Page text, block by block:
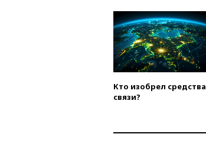
Кто изобрел средства
связи?